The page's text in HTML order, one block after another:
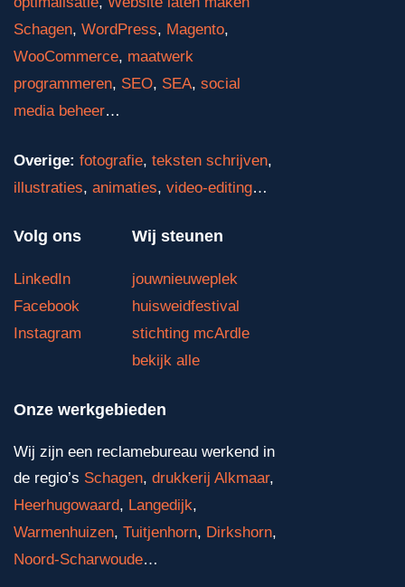
Schagen, WordPress, Magento,
WooCommerce, maatwerk
programmeren, SEO, SEA, social
media beheer…
Overige: fotografie, teksten schrijven,
illustraties, animaties, video-editing…
Volg ons
LinkedIn
Facebook
Instagram
Wij steunen
jouwnieuweplek
huisweidfestival
stichting mcArdle
bekijk alle
Onze werkgebieden
Wij zijn een reclamebureau werkend in
de regio’s Schagen, drukkerij Alkmaar,
Heerhugowaard, Langedijk,
Warmenhuizen, Tuitjenhorn, Dirkshorn,
Noord-Scharwoude…